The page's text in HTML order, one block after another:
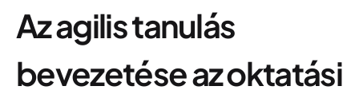
Az agilis tanulás
bevezetése az oktatási